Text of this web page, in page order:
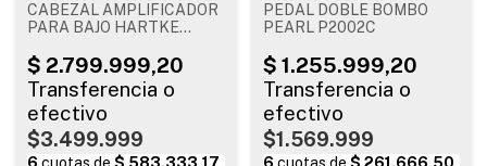
CABEZAL AMPLIFICADOR
PARA BAJO HARTKE
$3.499.999
PEDAL DOBLE BOMBO
PEARL P2002C
$1.569.999